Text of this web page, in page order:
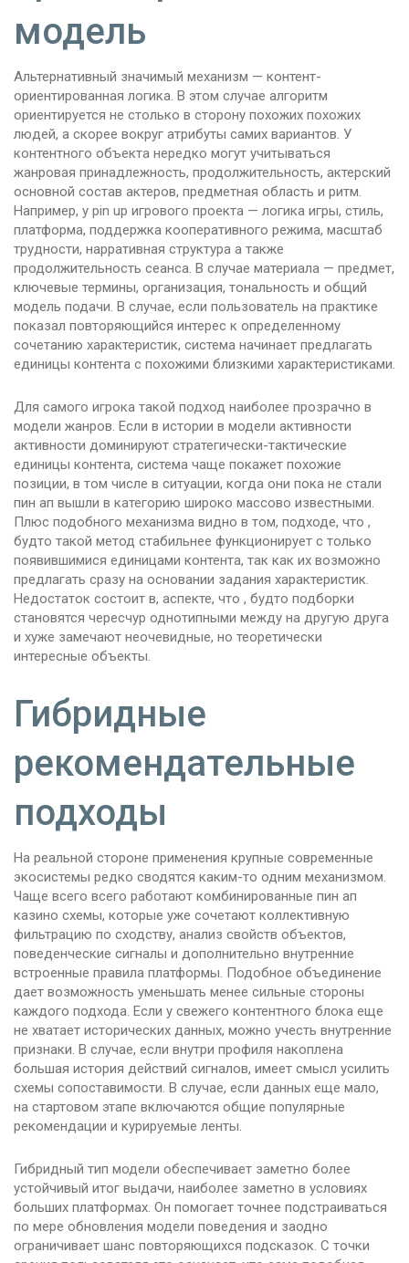
модель
Альтернативный значимый механизм — контент-
ориентированная логика. В этом случае алгоритм
ориентируется не столько в сторону похожих похожих
людей, а скорее вокруг атрибуты самих вариантов. У
контентного объекта нередко могут учитываться
жанровая принадлежность, продолжительность, актерский
основной состав актеров, предметная область и ритм.
Например, у pin up игрового проекта — логика игры, стиль,
платформа, поддержка кооперативного режима, масштаб
трудности, нарративная структура а также
продолжительность сеанса. В случае материала — предмет,
ключевые термины, организация, тональность и общий
модель подачи. В случае, если пользователь на практике
показал повторяющийся интерес к определенному
сочетанию характеристик, система начинает предлагать
единицы контента с похожими близкими характеристиками.
Для самого игрока такой подход наиболее прозрачно в
модели жанров. Если в истории в модели активности
активности доминируют стратегически-тактические
единицы контента, система чаще покажет похожие
позиции, в том числе в ситуации, когда они пока не стали
пин ап вышли в категорию широко массово известными.
Плюс подобного механизма видно в том, подходе, что ,
будто такой метод стабильнее функционирует с только
появившимися единицами контента, так как их возможно
предлагать сразу на основании задания характеристик.
Недостаток состоит в, аспекте, что , будто подборки
становятся чересчур однотипными между на другую друга
и хуже замечают неочевидные, но теоретически
интересные объекты.
Гибридные
рекомендательные
подходы
На реальной стороне применения крупные современные
экосистемы редко сводятся каким-то одним механизмом.
Чаще всего всего работают комбинированные пин ап
казино схемы, которые уже сочетают коллективную
фильтрацию по сходству, анализ свойств объектов,
поведенческие сигналы и дополнительно внутренние
встроенные правила платформы. Подобное объединение
дает возможность уменьшать менее сильные стороны
каждого подхода. Если у свежего контентного блока еще
не хватает исторических данных, можно учесть внутренние
признаки. В случае, если внутри профиля накоплена
большая история действий сигналов, имеет смысл усилить
схемы сопоставимости. В случае, если данных еще мало,
на стартовом этапе включаются общие популярные
рекомендации и курируемые ленты.
Гибридный тип модели обеспечивает заметно более
устойчивый итог выдачи, наиболее заметно в условиях
больших платформах. Он помогает точнее подстраиваться
по мере обновления модели поведения и заодно
ограничивает шанс повторяющихся подсказок. С точки